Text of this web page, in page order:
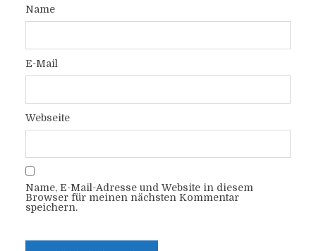
Name
E-Mail
Webseite
Name, E-Mail-Adresse und Website in diesem
Browser für meinen nächsten Kommentar
speichern.